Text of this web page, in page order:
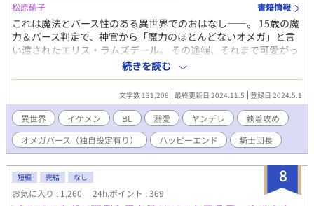
松原硝子 書籍情報
これは魔法とバース性のある異世界でのおはなし――。 15歳の魔
力＆バース判定で、神官から「魔力のほとんどないオメガ」と言
い渡されたエリス・ラムズデール。 その途端、それまで可愛がっ
てくれた両親や兄弟から「無能」「家の恥」と罵られて使用人の
ように扱われ、虐げられる生活を送ることに。 そんな中、エリス
が21歳を迎える年に隣国の軍事大国ベリンガム帝国のヴァンダー
ビルト公爵家の令息とアイルズベリー王国のラムズデール家の婚
姻の話が持ち上がる。 だがヴァンダービルト公爵家の令息レヴィ
はベリンガム帝国の軍事のトップにしてその冷酷さと恐ろしいほ
どの頭脳から常勝の氷の狼と恐れられる騎士団長。しかもレヴィ
は戦場や公的な場でも常に顔をマスクで覆っているため、「傷で
顔が崩れている」「二目と見ることができないほど醜い」という
恐ろしい噂の持ち主だった。 そんな恐ろしい相手に子どもを嫁が
せるわけにはいかない。ラムズデール公爵夫妻は無能のオメガで
続きを読む
文字数 131,208 最終更新日 2024.11.5 登録日 2024.5.1
異世界 イケメン BL 溺愛 ヤンデレ
執着攻め
オメガバース（独自設定有り）
ハッピーエンド 騎士団長
8
短編 完結 なし
お気に入り : 1,260 24h.ポイント : 369